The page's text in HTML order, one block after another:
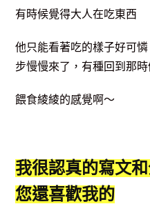
有時候覺得大人在吃東西
他只能看著吃的樣子好可
步慢慢來了，有種回到那
餵食綾綾的感覺啊～
我很認真的寫文
您還喜歡我的